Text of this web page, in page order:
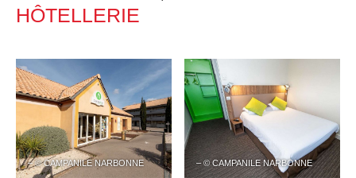
HÔTELLERIE
– © CAMPANILE NARBONNE – © CAMPANILE NARBONNE